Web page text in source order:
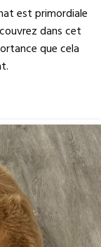
est primordiale
dans cet
que cela